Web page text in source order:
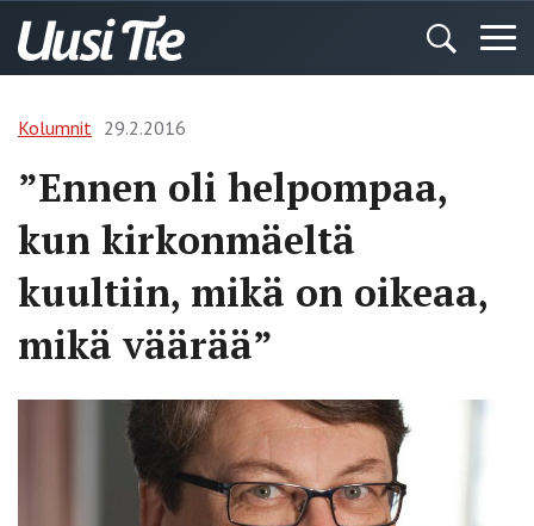
Kolumnit 29.2.2016
”Ennen oli helpompaa,
kun kirkonmäeltä
kuultiin, mikä on oikeaa,
mikä väärää”